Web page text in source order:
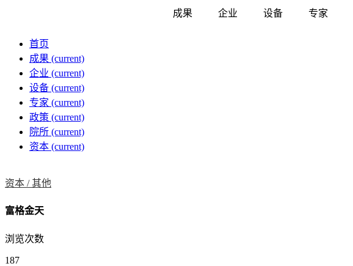
成果 企业 设备 专家
首页
成果 (current)
企业 (current)
设备 (current)
专家 (current)
政策 (current)
院所 (current)
资本 (current)
资本 /其他
富格金天
浏览次数
187